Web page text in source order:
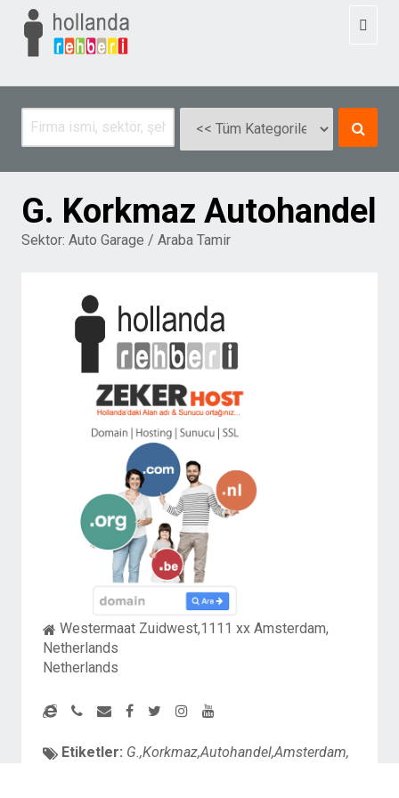
G. Korkmaz Autohandel
Sektor: Auto Garage / Araba Tamir
Westermaat Zuidwest,1111 xx Amsterdam,
Netherlands
Netherlands
Etiketler: G.,Korkmaz,Autohandel,Amsterdam,